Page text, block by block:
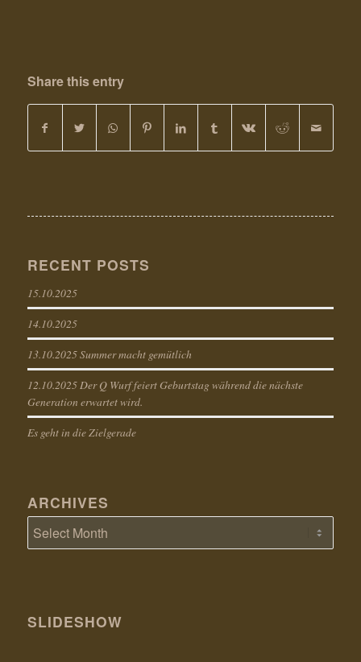
Share this entry
RECENT POSTS
15.10.2025
14.10.2025
13.10.2025 Summer macht gemütlich
12.10.2025 Der Q Wurf feiert Geburtstag während die nächste
Generation erwartet wird.
Es geht in die Zielgerade
ARCHIVES
SLIDESHOW